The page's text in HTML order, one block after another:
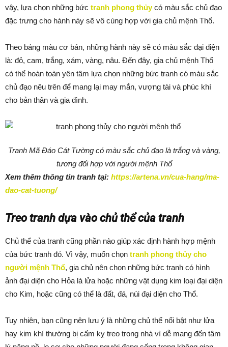
vậy, lựa chọn những bức tranh phong thủycó màu sắc chủ đạo
đặc trưng cho hành này sẽ vô cùng hợp với gia chủ mệnh Thổ.
Theo bảng màu cơ bản, những hành này sẽ có màu sắc đại diện
là: đỏ, cam, trắng, xám, vàng, nâu. Đến đây, gia chủ mệnh Thổ
có thể hoàn toàn yên tâm lựa chọn những bức tranh có màu sắc
chủ đạo nêu trên để mang lại may mắn, vượng tài và phúc khí
cho bản thân và gia đình.
Tranh Mã Đáo Cát Tường có màu sắc chủ đạo là trắng và vàng,
tương đối hợp với người mệnh Thổ
Xem thêm thông tin tranh tại: https://artena.vn/cua-hang/ma-
dao-cat-tuong/
Treo tranh dựa vào chủ thể của tranh
Chủ thể của tranh cũng phần nào giúp xác định hành hợp mệnh
của bức tranh đó. Vì vậy, muốn chọn tranh phong thủy cho
người mệnh Thổ, gia chủ nên chọn những bức tranh có hình
ảnh đại diện cho Hỏa là lửa hoặc những vật dụng kim loại đại diện
cho Kim, hoặc cũng có thể là đất, đá, núi đại diện cho Thổ.
Tuy nhiên, bạn cũng nên lưu ý là những chủ thể nổi bật như lửa
hay kim khí thường bị cấm kỵ treo trong nhà vì dễ mang đến tâm